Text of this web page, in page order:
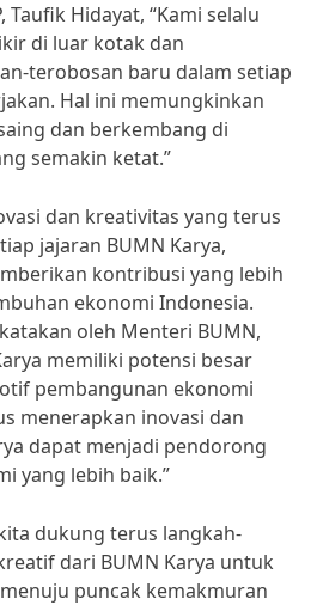
Taufik Hidayat, “Kami selalu
di luar kotak dan
terobosan baru dalam setiap
Hal ini memungkinkan
dan berkembang di
semakin ketat.”
dan kreativitas yang terus
jajaran BUMN Karya,
kontribusi yang lebih
ekonomi Indonesia.
oleh Menteri BUMN,
memiliki potensi besar
pembangunan ekonomi
menerapkan inovasi dan
dapat menjadi pendorong
yang lebih baik.”
dukung terus langkah-
dari BUMN Karya untuk
puncak kemakmuran